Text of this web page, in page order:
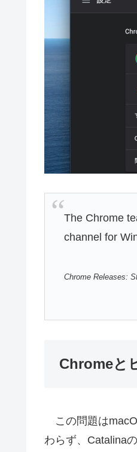
The Chrome
channel for
Chrome Releases:
Chromeと
この問題は
わらず、Catalina